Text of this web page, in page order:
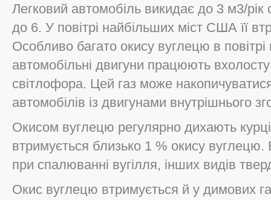
Легковий автомобіль викидає до 3 м3/
до 6. У повітрі найбільших міст США її
Особливо багато окису вуглецю в
автомобільні двигуни працюють
світлофора. Цей газ може
автомобілів із двигунами внутрішнього
Окисом вуглецю регулярно дихають
втримується близько 1 % окису
при спалюванні вугілля, інших видів
Окис вуглецю втримується й у димових